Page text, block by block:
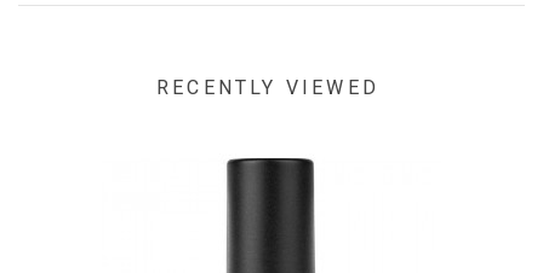
RECENTLY VIEWED